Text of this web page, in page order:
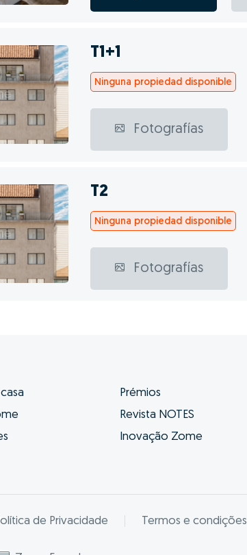
T1+1
Ninguna propiedad disponible
Fotografías
T2
Ninguna propiedad disponible
Fotografías
Prémios
Revista NOTES
Inovação Zome
de Privacidade Termos e condições